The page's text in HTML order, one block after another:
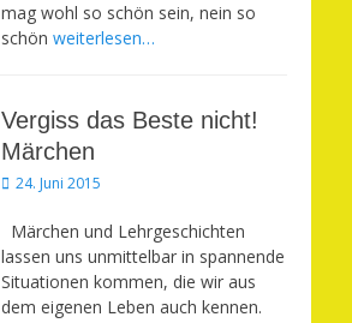
mag wohl so schön sein, nein so
schön weiterlesen…
Vergiss das Beste nicht!
Märchen
Veröffentlicht
24. Juni 2015
Märchen und Lehrgeschichten
lassen uns unmittelbar in spannende
Situationen kommen, die wir aus
dem eigenen Leben auch kennen.